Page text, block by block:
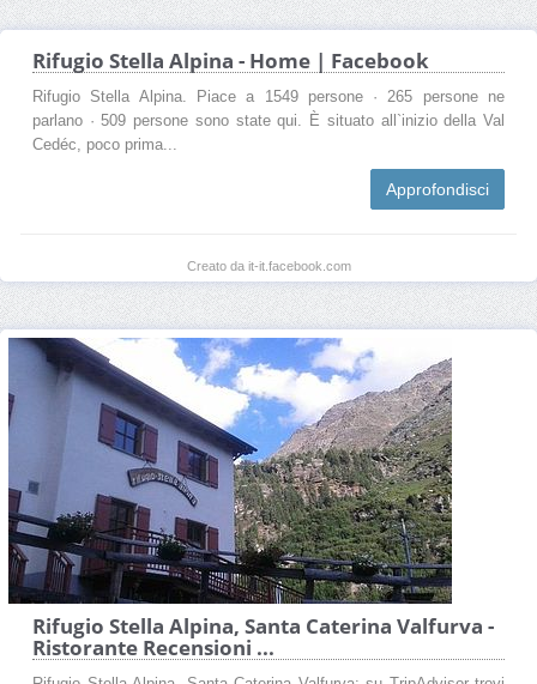
Rifugio Stella Alpina - Home | Facebook
Rifugio Stella Alpina. Piace a 1549 persone · 265 persone ne
parlano · 509 persone sono state qui. È situato all`inizio della Val
Cedéc, poco prima...
Approfondisci
Creato da it-it.facebook.com
Rifugio Stella Alpina, Santa Caterina Valfurva -
Ristorante Recensioni ...